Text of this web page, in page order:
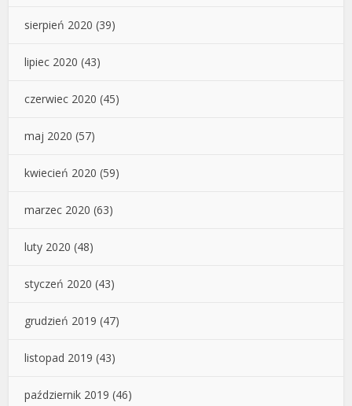
sierpień 2020 (39)
lipiec 2020 (43)
czerwiec 2020 (45)
maj 2020 (57)
kwiecień 2020 (59)
marzec 2020 (63)
luty 2020 (48)
styczeń 2020 (43)
grudzień 2019 (47)
listopad 2019 (43)
październik 2019 (46)